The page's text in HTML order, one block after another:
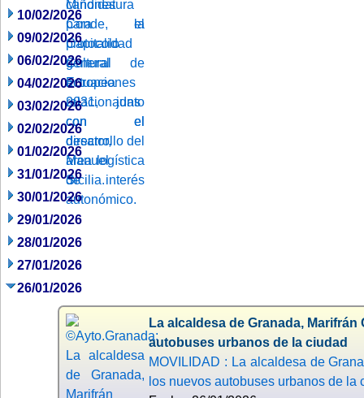
10/02/2026
09/02/2026
06/02/2026
04/02/2026
03/02/2026
02/02/2026
01/02/2026
31/01/2026
30/01/2026
29/01/2026
28/01/2026
27/01/2026
26/01/2026
La alcaldesa de Granada,
autobuses urbanos de la ciudad
MOVILIDAD : La alcaldesa de
los nuevos autobuses urbanos de la